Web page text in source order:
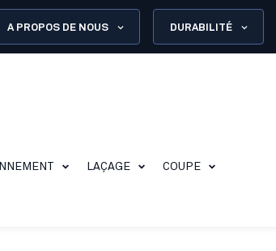
A PROPOS DE NOUS DURABILITÉ
LAÇAGE COUPE